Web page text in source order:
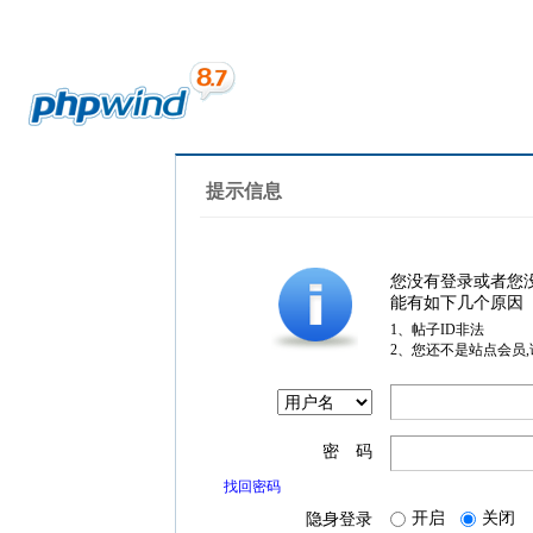
提示信息
您没有登录或者您
能有如下几个原因
1、帖子ID非法
2、您还不是站点会员
密 码
找回密码
隐身登录 开启 关闭